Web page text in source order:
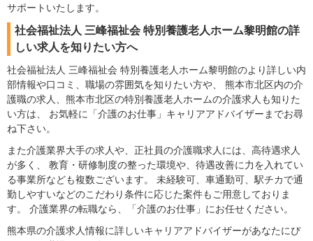
サポートいたします。
社会福祉法人 三峰福祉会 特別養護老人ホーム黎明館の詳
しい求人を知りたい方へ
社会福祉法人 三峰福祉会 特別養護老人ホーム黎明館のより詳しい内
部情報や口コミ、職場の雰囲気を知りたい方や、 熊本市北区内の介
護職の求人、熊本市北区の特別養護老人ホームの介護求人も知りた
い方は、 お気軽に「介護のお仕事」キャリアアドバイザーまでお尋
ね下さい。
また介護業界大手の求人や、正社員の介護職求人には、高待遇求人
が多く、 教育・研修制度の整った環境や、待遇改善に力を入れてい
る事業所なども複数ございます。 未経験可、車通勤可、駅チカで通
勤しやすいなどのこだわり条件に応じた案件もご用意しておりま
す。 介護業界の転職なら、「介護のお仕事」にお任せください。
熊本県の介護求人情報に詳しいキャリアアドバイザーがあなたにぴ